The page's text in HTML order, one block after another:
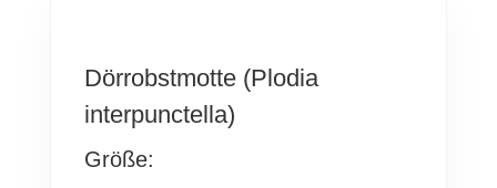
Dörrobstmotte (Plodia
interpunctella)
Größe: